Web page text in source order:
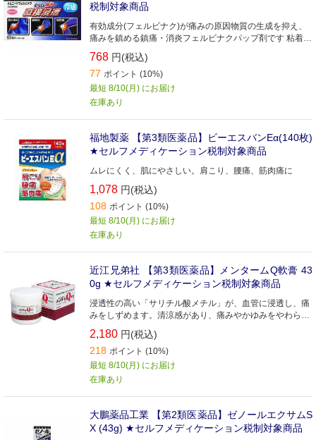
税制対象商品
有効成分(フェルビナク)が痛みの原因物質の生成を抑え、
痛みを鎮める鎮痛・消炎フェルビナクパップ剤です 粘着性
に優れた基剤と伸縮性のある基布を使用していますので、
ひじやひざにもピッタリフィットします 基剤中の水分によ
り、打撲、捻挫等による熱をもった患部を心地よく冷却し
ます
768 円(税込)
77 ポイント (10%)
最短 8/10(月) にお届け
在庫あり
福地製薬 【第3類医薬品】ビーエスバンEα(140枚)
★セルフメディケーション税制対象商品
ムレにくく、肌にやさしい。肩こり、腰痛、筋肉痛に
1,078 円(税込)
108 ポイント (10%)
最短 8/10(月) にお届け
在庫あり
近江兄弟社 【第3類医薬品】メンタームQ軟膏 43
0g ★セルフメディケーション税制対象商品
浸透性の高い「サリチル酸メチル」が、血管に浸透し、痛
みをしずめます。清涼感があり、痛みやかゆみをやわらげ
る「l－メントール」含有
2,180 円(税込)
218 ポイント (10%)
最短 8/10(月) にお届け
在庫あり
大鵬薬品工業 【第2類医薬品】ゼノールエクサムS
X (43g) ★セルフメディケーション税制対象商品